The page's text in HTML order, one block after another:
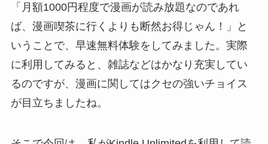
「月額1000円程度で漫画が読み放題なのであれ
ば、漫画喫茶に行くよりも断然お得じゃん！」と
いうことで、早速無料体験をしてみました。実際
に利用してみると、雑誌などはかなり充実してい
るのですが、漫画に関してはクセの強いチョイス
が目立ちましたね。